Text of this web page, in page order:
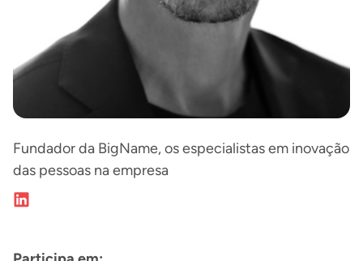
Fundador da BigName, os especialistas em inovação
das pessoas na empresa